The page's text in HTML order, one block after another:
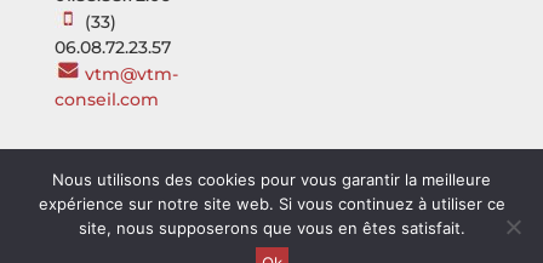
(33)
06.08.72.23.57
vtm@vtm-
conseil.com
© 2013 VTM Conseil, Family Business Law - Tous droits
Nous utilisons des cookies pour vous garantir la meilleure
expérience sur notre site web. Si vous continuez à utiliser ce
site, nous supposerons que vous en êtes satisfait.